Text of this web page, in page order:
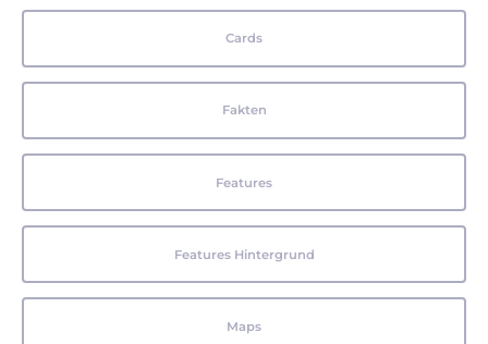
Cards
Fakten
Features
Features Hintergrund
Maps